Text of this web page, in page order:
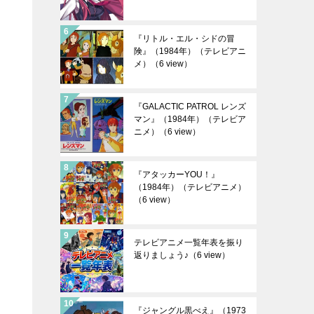
『リトル・エル・シドの冒
険』（1984年）（テレビアニ
メ）
（6 view）
『GALACTIC PATROL レンズ
マン』（1984年）（テレビア
ニメ）
（6 view）
『アタッカーYOU！』
（1984年）（テレビアニメ）
（6 view）
テレビアニメ一覧年表を振り
返りましょう♪ （6 view）
『ジャングル黒べえ』（1973